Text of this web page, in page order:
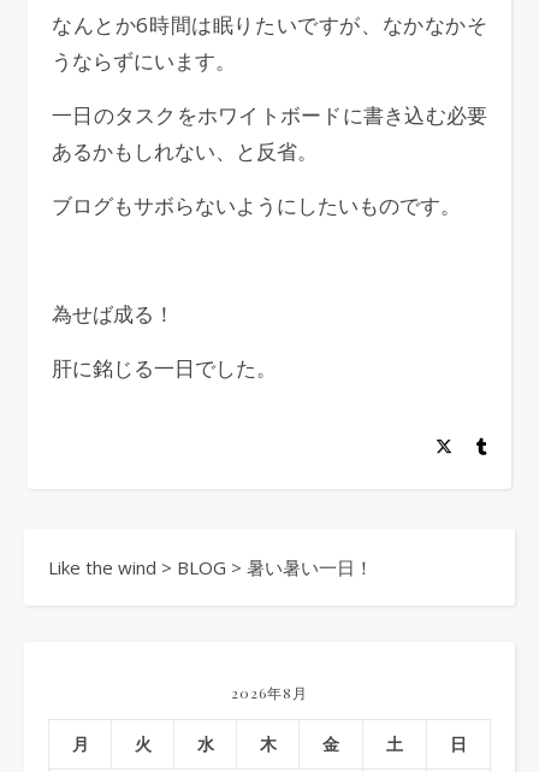
なんとか6時間は眠りたいですが、なかなかそ
うならずにいます。
一日のタスクをホワイトボードに書き込む必要
あるかもしれない、と反省。
ブログもサボらないようにしたいものです。
為せば成る！
肝に銘じる一日でした。
Like the wind > BLOG > 暑い暑い一日！
2026年8月
月 火 水 木 金 土 日